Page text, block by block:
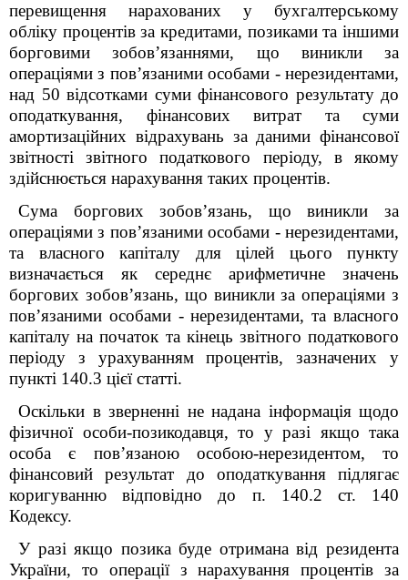
перевищення нарахованих у бухгалтерському
обліку процентів за кредитами, позиками та іншими
борговими зобов’язаннями, що виникли за
операціями з пов’язаними особами - нерезидентами,
над 50 відсотками суми фінансового результату до
оподаткування, фінансових витрат та суми
амортизаційних відрахувань за даними фінансової
звітності звітного податкового періоду, в якому
здійснюється нарахування таких процентів.
Сума боргових зобов’язань, що виникли за
операціями з пов’язаними особами - нерезидентами,
та власного капіталу для цілей цього пункту
визначається як середнє арифметичне значень
боргових зобов’язань, що виникли за операціями з
пов’язаними особами - нерезидентами, та власного
капіталу на початок та кінець звітного податкового
періоду з урахуванням процентів, зазначених у
пункті 140.3 цієї статті.
Оскільки в зверненні не надана інформація щодо
фізичної особи-позикодавця, то у разі якщо така
особа є пов’язаною особою-нерезидентом, то
фінансовий результат до оподаткування підлягає
коригуванню відповідно до п. 140.2 ст. 140
Кодексу.
У разі якщо позика буде отримана від резидента
України, то операції з нарахування процентів за